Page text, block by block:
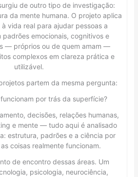
de outro tipo de investigação:
da mente humana. O projeto aplica
vida real para ajudar pessoas a
padrões emocionais, cognitivos e
— próprios ou de quem amam —
complexos em clareza prática e
utilizável.
partem da mesma pergunta:
por trás da superfície?
decisões, relações humanas,
e mente — tudo aqui é analisado
estrutura, padrões e a ciência por
coisas realmente funcionam.
de encontro dessas áreas. Um
psicologia, neurociência,